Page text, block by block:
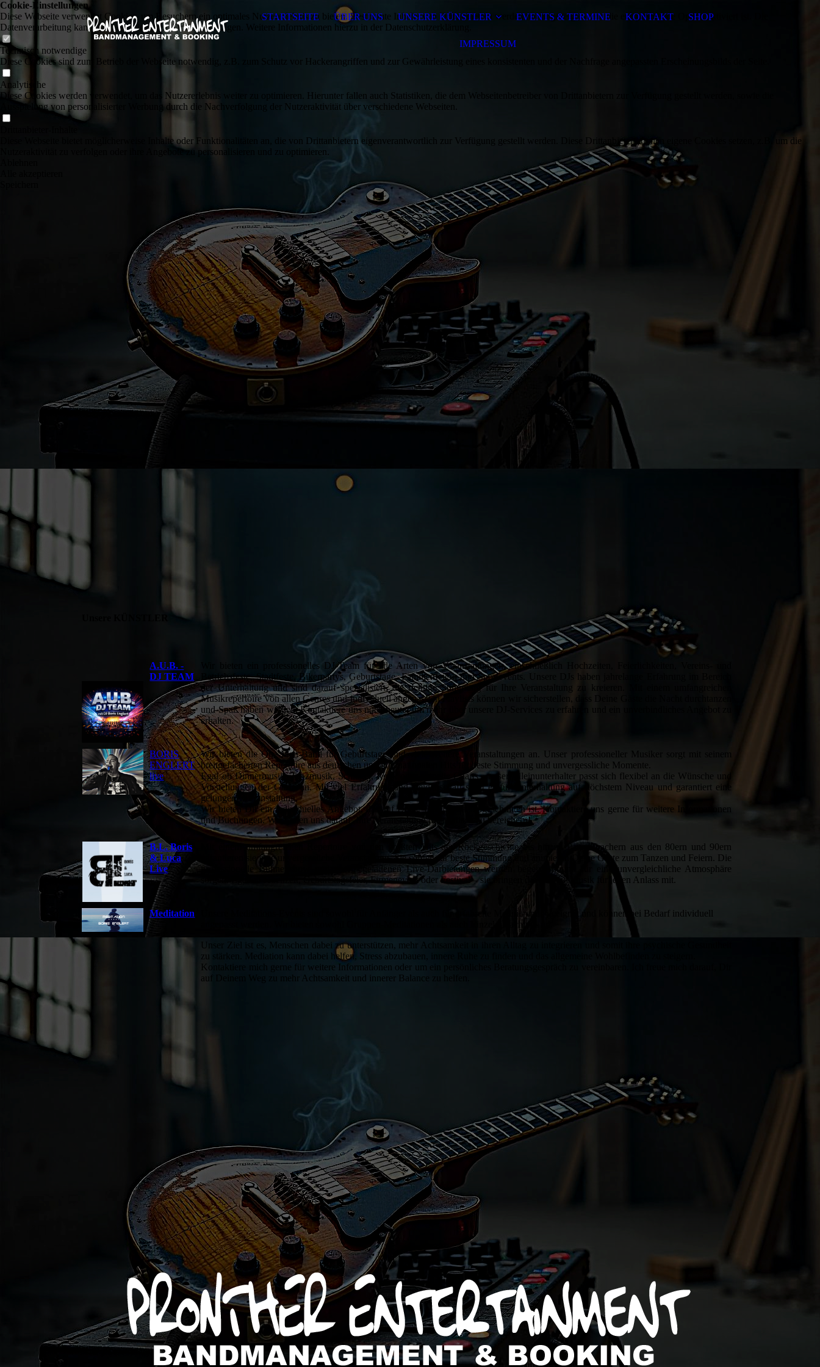
STARTSEITE ÜBER UNS UNSERE KÜNSTLER EVENTS & TERMINE KONTAKT SHOP
IMPRESSUM
A.U.B. -
DJ TEAM
Wir bieten ein professionelles DJ-Team für alle Arten von Veranstaltungen, einschließlich Hochzeiten, Feierlichkeiten, Vereins- und
Betriebsfeste, Stadtfeste, Bikerpartys, Geburtstage, Familienfeiern und Sportevents. Unsere DJs haben jahrelange Erfahrung im Bereich
der Unterhaltung und sind darauf spezialisiert, die richtige Stimmung für Ihre Veranstaltung zu kreieren. Mit einem umfangreichen
Musikrepertoire von allen Genres und individuell angepassten Playlists können wir sicherstellen, dass Deine Gäste die Nacht durchtanzen
und Spaß haben werden. Kontaktiere uns noch heute, um mehr über unsere DJ-Services zu erfahren und ein unverbindliches Angebot zu
erhalten.
BORIS
ENGLERT
live
Wir bieten die One-Man-Band für Geburtstage und viele weitere Veranstaltungen an. Unser professioneller Musiker sorgt mit seinem
breitgefächerten Repertoire aus deutschen und internationalen Hits für beste Stimmung und unvergessliche Momente.
Egal ob Dinnermusik, Tanzmusik, Schlager, Rock oder aktuelle Charts - unser Alleinunterhalter passt sich flexibel an die Wünsche und
Vorstellungen der Gäste an. Mit viel Erfahrung und Leidenschaft sorgt er für Unterhaltung auf höchstem Niveau und garantiert eine
gelungene Veranstaltung.
Wir bieten Dir ein individuelles Angebot, das auf Deine Bedürfnisse zugeschnitten ist. Kontaktiere uns gerne für weitere Informationen
und Buchungen. Wir freuen uns darauf, Ihre Veranstaltung musikalisch zu bereichern!
B.L. Boris
& Luca
Live
Mit einem umfangreichen Repertoire von den größten Hits der Rockgeschichte bis hin zu Party-Krachern aus den 80ern und 90ern
garantieren sie eine unvergessliche Veranstaltung. Sie sorgen für beste Stimmung und animieren Deine Gäste zum Tanzen und Feiern. Die
professionelle Bühnenshow und energiegeladenen Live-Darbietungen werden begeistern und für eine unvergleichliche Atmosphäre
sorgen. Egal ob Hochzeit, Geburtstagsfeier, Firmenevent oder Festival – sie bringen die richtige Musik für jeden Anlass mit.
Meditation
Unsere Meditations-Events sind sowohl für Anfänger als auch für erfahrene Meditierende geeignet und können bei Bedarf individuell
angepasst werden. Wir bieten sowohl Gruppen-Meditationen als auch Einzel-Coachings an.
Unser Ziel ist es, Menschen dabei zu unterstützen, mehr Achtsamkeit in ihren Alltag zu integrieren und somit ihre psychische Gesundheit
zu stärken. Mediation kann dabei helfen, Stress abzubauen, innere Ruhe zu finden und das allgemeine Wohlbefinden zu steigern.
Kontaktiere mich gerne für weitere Informationen oder um ein persönliches Beratungsgespräch zu vereinbaren. Ich freue mich darauf, Dir
auf Deinem Weg zu mehr Achtsamkeit und innerer Balance zu helfen.
Cookie-Einstellungen
Diese Webseite verwendet Cookies, um Besuchern ein optimales Nutzererlebnis zu bieten. Bestimmte Inhalte von Drittanbietern werden nur angezeigt, wenn die entsprechende Option aktiviert ist. Die
Datenverarbeitung kann dann auch in einem Drittland erfolgen. Weitere Informationen hierzu in der Datenschutzerklärung.
Technisch notwendige
Diese Cookies sind zum Betrieb der Webseite notwendig, z.B. zum Schutz vor Hackerangriffen und zur Gewährleistung eines konsistenten und der Nachfrage angepassten Erscheinungsbilds der Seite.
Analytische
Diese Cookies werden verwendet, um das Nutzererlebnis weiter zu optimieren. Hierunter fallen auch Statistiken, die dem Webseitenbetreiber von Drittanbietern zur Verfügung gestellt werden, sowie die
Ausspielung von personalisierter Werbung durch die Nachverfolgung der Nutzeraktivität über verschiedene Webseiten.
Diese Webseite bietet möglicherweise Inhalte oder Funktionalitäten an, die von Drittanbietern eigenverantwortlich zur Verfügung gestellt werden. Diese Drittanbieter können eigene Cookies setzen, z.B. um die
Nutzeraktivität zu verfolgen oder ihre Angebote zu personalisieren und zu optimieren.